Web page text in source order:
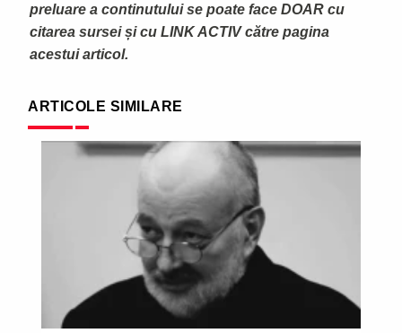
preluare a continutului se poate face DOAR cu
citarea sursei și cu LINK ACTIV către pagina
acestui articol.
ARTICOLE SIMILARE